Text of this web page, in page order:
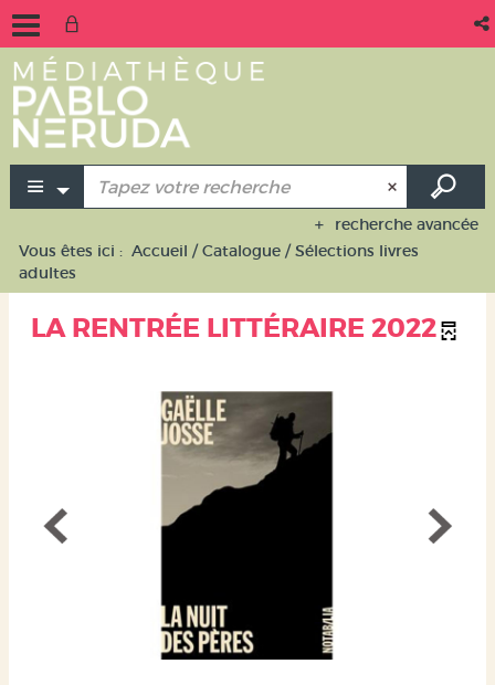
recherche avancée
Vous êtes ici : Accueil /Catalogue /Sélections livres
adultes
LA RENTRÉE LITTÉRAIRE 2022